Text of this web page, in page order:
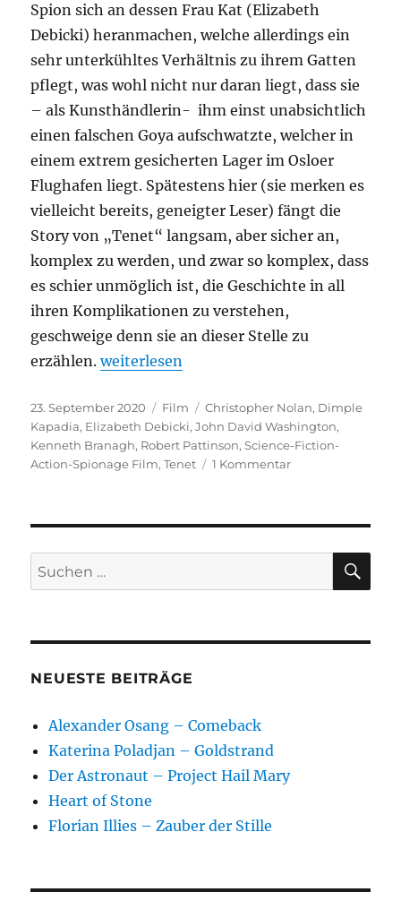
Spion sich an dessen Frau Kat (Elizabeth
Debicki) heranmachen, welche allerdings ein
sehr unterkühltes Verhältnis zu ihrem Gatten
pflegt, was wohl nicht nur daran liegt, dass sie
– als Kunsthändlerin- ihm einst unabsichtlich
einen falschen Goya aufschwatzte, welcher in
einem extrem gesicherten Lager im Osloer
Flughafen liegt. Spätestens hier (sie merken es
vielleicht bereits, geneigter Leser) fängt die
Story von „Tenet“ langsam, aber sicher an,
komplex zu werden, und zwar so komplex, dass
es schier unmöglich ist, die Geschichte in all
ihren Komplikationen zu verstehen,
geschweige denn sie an dieser Stelle zu
erzählen.„Tenet“
weiterlesen
Veröffentlicht
am
23. September 2020 Kategorien
Film Schlagwörter
Christopher Nolan, Dimple
Kapadia, Elizabeth Debicki,John David Washington,
Kenneth Branagh, Robert Pattinson,Science-Fiction-
Action-Spionage Film,Tenet 1 Kommentarzu
Suchen
nach:
NEUESTE BEITRÄGE
Alexander Osang – Comeback
Katerina Poladjan – Goldstrand
Der Astronaut – Project Hail Mary
Heart of Stone
Florian Illies – Zauber der Stille